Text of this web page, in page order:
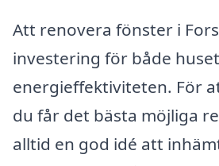
Att renovera fönster i
investering för både
energieffektiviteten. För
du får det bästa möjliga
alltid en god idé att